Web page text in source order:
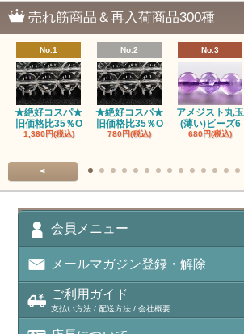
売れ筋商品＆再入荷商品300種
No.1
★絶好コスパ★
旧価格比35％O
1,380円(税込)
No.2
★絶好コスパ★
旧価格比35％O
780円(税込)
No.3
アメジスト丸玉
(薄い)ビーズ6
680円(税込)
<
会員メニュー
メールマガジン登録・解除
ご利用ガイド
支払い方法 / 配送方法 / 会社概要